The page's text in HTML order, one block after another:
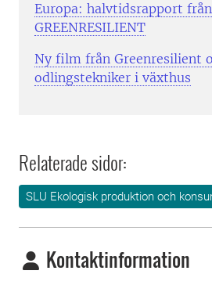
Europa: halvtidsrapport
GREENRESILIENT
Ny film från Greenresilient
odlingstekniker i växthus
Relaterade sidor:
SLU Ekologisk produktion och
Kontaktinformation